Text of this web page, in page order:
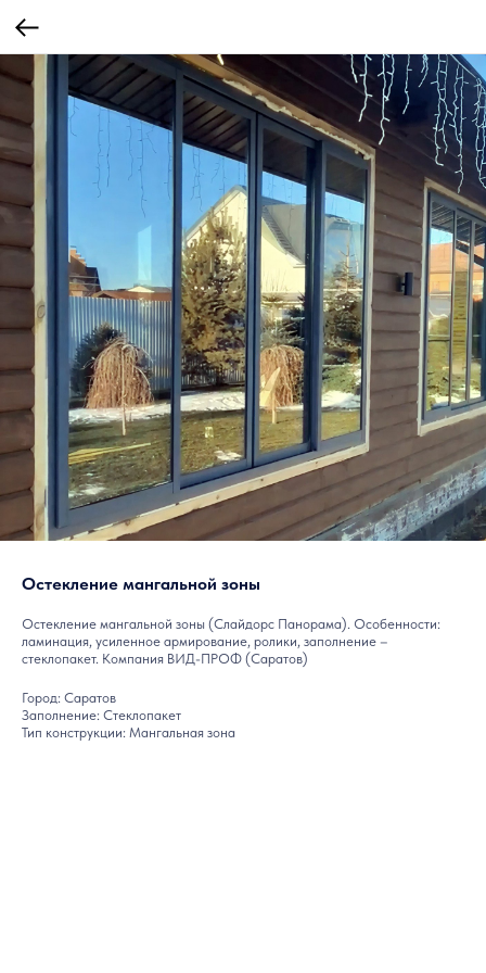
Остекление мангальной зоны
Остекление мангальной зоны (Слайдорс Панорама). Особенности:
ламинация, усиленное армирование, ролики, заполнение –
стеклопакет. Компания ВИД-ПРОФ (Саратов)
Город: Саратов
Заполнение: Стеклопакет
Тип конструкции: Мангальная зона